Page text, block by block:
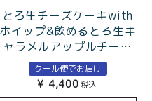
とろ生チーズケーキwith
ホイップ&飲めるとろ生キ
ャラメルアップルチーズ
ケーキ
クール便でお届け
¥ 4,400 税込